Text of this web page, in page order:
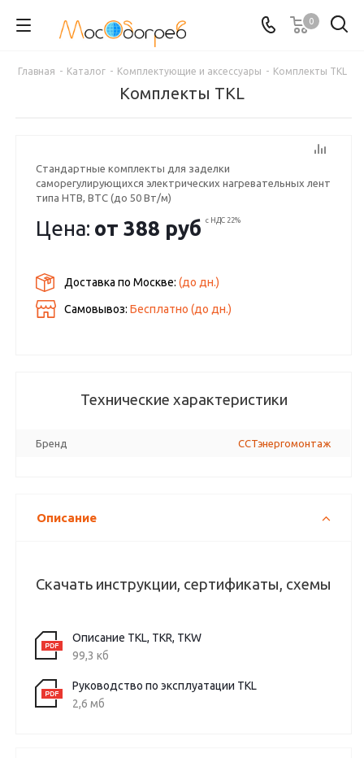
0
Главная - Каталог - Комплектующие и аксессуары - Комплекты TKL
Комплекты TKL
Стандартные комплекты для заделки
саморегулирующихся электрических нагревательных лент
типа HTB, BTC (до 50 Вт/м)
Цена: от388 руб с НДС 22%
Доставка по Москве:(до дн.)
Самовывоз:Бесплатно (до дн.)
Технические характеристики
Бренд ССТэнергомонтаж
Описание
Скачать инструкции, сертификаты, схемы
Описание TKL, TKR, TKW
99,3 кб
Руководство по эксплуатации TKL
2,6 мб